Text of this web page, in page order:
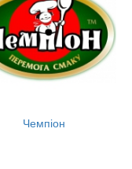
Чемпіон